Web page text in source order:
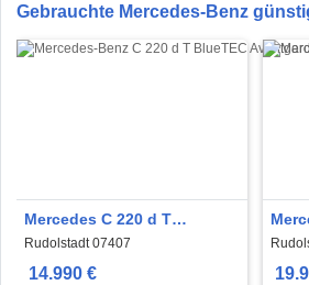
Gebrauchte Mercedes-Benz
Mercedes C 220 d T
BlueTEC Avantgarde
Rudolstadt 07407
14.990 €